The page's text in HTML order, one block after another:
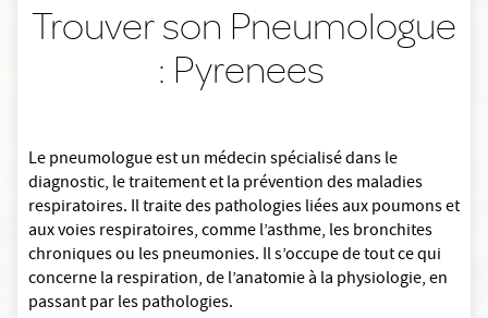
Trouver son Pneumologue
: Pyrenees
Le pneumologue est un médecin spécialisé dans le
diagnostic, le traitement et la prévention des maladies
respiratoires. Il traite des pathologies liées aux poumons et
aux voies respiratoires, comme l’asthme, les bronchites
chroniques ou les pneumonies. Il s’occupe de tout ce qui
concerne la respiration, de l’anatomie à la physiologie, en
passant par les pathologies.